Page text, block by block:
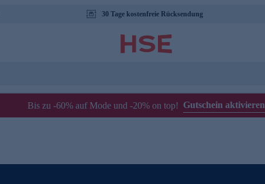
30 Tage kostenfreie Rücksendung
Bis zu -60% auf Mode und -20% on top! Gutschein aktivieren